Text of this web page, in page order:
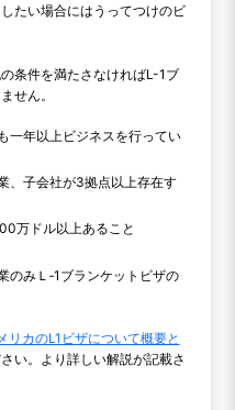
たい場合にはうってつけのビ
条件を満たさなければL-1ブ
せん。
一年以上ビジネスを行ってい
、子会社が3拠点以上存在す
万ドル以上あること
のみＬ‐1ブランケットビザの
リカのL1ビザについて概要と
い。より詳しい解説が記載さ